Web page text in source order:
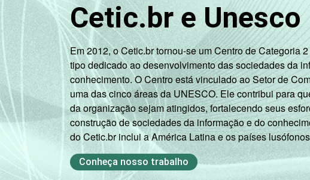
Cetic.br e Unesco
Em 2012, o Cetic.br tornou-se um Centro de Categoria
tipo dedicado ao desenvolvimento das sociedades da
conhecimento. O Centro está vinculado ao Setor de
uma das cinco áreas da UNESCO. Ele contribui para
da organização sejam atingidos, fortalecendo seus
construção de sociedades da informação e do
do Cetic.br inclui a América Latina e os países
Conheça nosso trabalho